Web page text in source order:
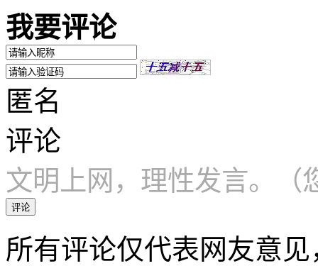
我要评论
匿名
评论
文明上网，理性发言。（
评论
所有评论仅代表网友意